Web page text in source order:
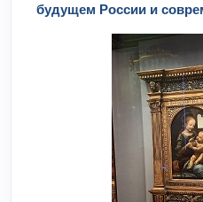
будущем России и